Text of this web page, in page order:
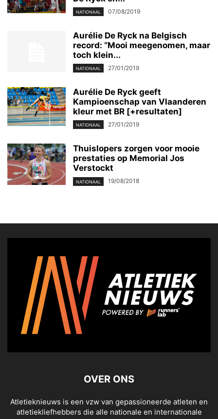
NATIONAAL 07/08/2019
Aurélie De Ryck na Belgisch
record: “Mooi meegenomen, maar
toch klein...
NATIONAAL 27/01/2019
Aurélie De Ryck geeft
Kampioenschap van Vlaanderen
kleur met BR [+resultaten]
NATIONAAL 27/01/2019
Thuislopers zorgen voor mooie
prestaties op Memorial Jos
Verstockt
NATIONAAL 19/08/2018
OVER ONS
Atletieknieuws is een vzw van gepassioneerde atleten en
atletiekliefhebbers die alle nationale en internationale